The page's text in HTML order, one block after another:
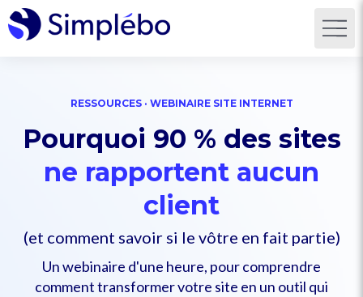
RESSOURCES · WEBINAIRE SITE INTERNET
Pourquoi 90 % des sites
ne rapportent aucun
client
(et comment savoir si le vôtre en fait partie)
Un webinaire d'une heure, pour comprendre
comment transformer votre site en un outil qui